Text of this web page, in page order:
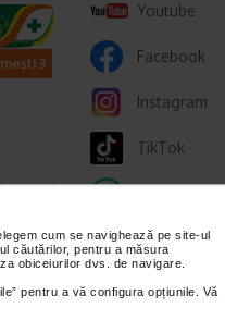
cum se navighează pe site-ul
căutărilor, pentru a măsura
obiceiurilor dvs. de navigare.
pentru a vă configura opțiunile. Vă
3
Youtube
Facebook
Instagram
TikTok
CALCULATOARE